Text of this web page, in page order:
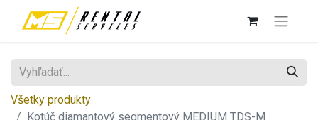
Všetky produkty
Kotúč diamantový segmentový MEDIUM TDS-M